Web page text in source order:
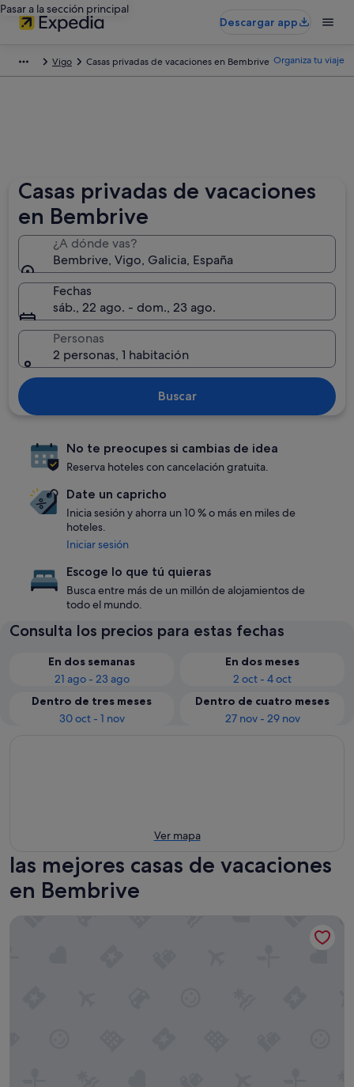
Pasar a la sección principal
Descargar app
Vigo Casas privadas de vacaciones en Bembrive Organiza tu viaje
Casas privadas de vacaciones
en Bembrive
¿A dónde vas?
Bembrive, Vigo, Galicia, España
Fechas
sáb., 22 ago. - dom., 23 ago.
Personas
2 personas, 1 habitación
Buscar
No te preocupes si cambias de idea
Reserva hoteles con cancelación gratuita.
Date un capricho
Inicia sesión y ahorra un 10 % o más en miles de
hoteles.
Iniciar sesión
Escoge lo que tú quieras
Busca entre más de un millón de alojamientos de
todo el mundo.
Consulta los precios para estas fechas
En dos semanas
21 ago - 23 ago
En dos meses
2 oct - 4 oct
Dentro de tres meses
30 oct - 1 nov
Dentro de cuatro meses
27 nov - 29 nov
Ver mapa
las mejores casas de vacaciones
en Bembrive